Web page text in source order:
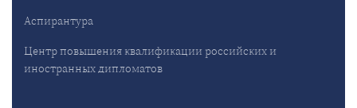
Аспирантура
Центр повышения квалификации российских и
иностранных дипломатов